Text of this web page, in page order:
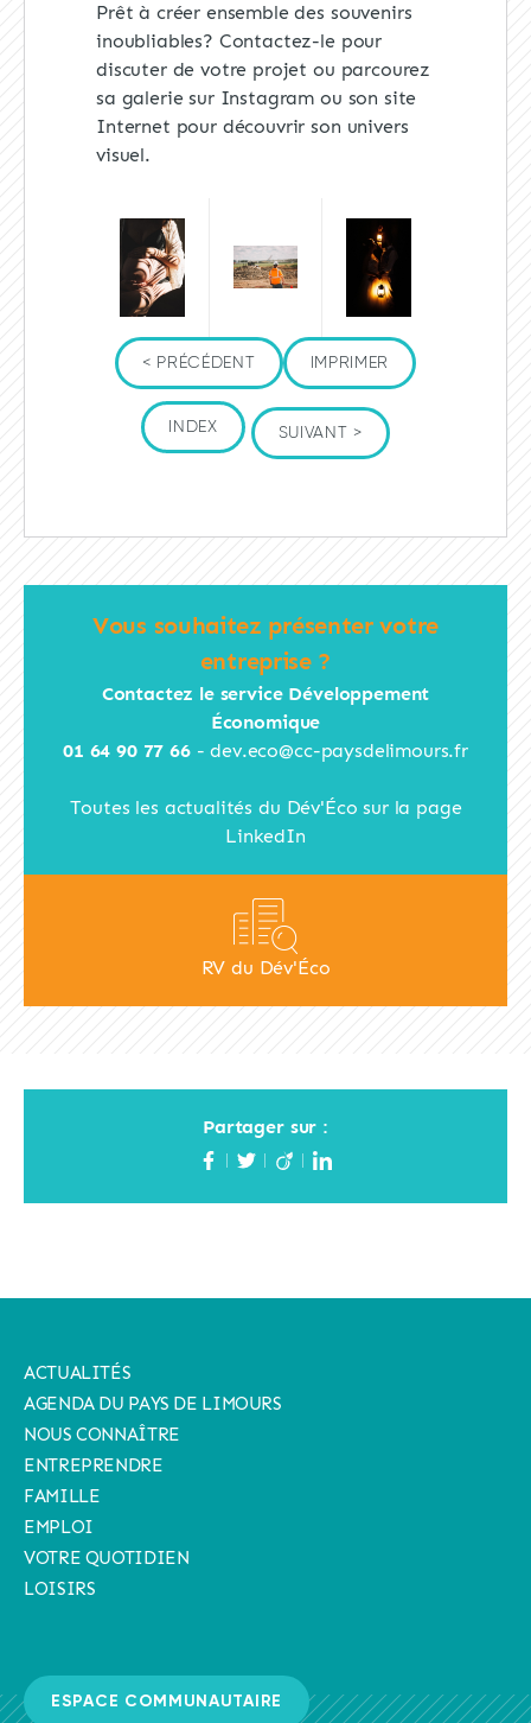
Prêt à créer ensemble des souvenirs
inoubliables? Contactez-le pour
discuter de votre projet ou parcourez
sa galerie sur Instagram ou son site
Internet pour découvrir son univers
visuel.
< PRÉCÉDENT IMPRIMER
INDEX SUIVANT >
Vous souhaitez présenter votre
entreprise ?
Contactez le service Développement
Économique
01 64 90 77 66-dev.eco@cc-paysdelimours.fr
Toutes les actualités du Dév'Éco sur la page
LinkedIn
RV du Dév'Éco
Partager sur :
ACTUALITÉS
AGENDA DU PAYS DE LIMOURS
NOUS CONNAÎTRE
ENTREPRENDRE
FAMILLE
EMPLOI
VOTRE QUOTIDIEN
LOISIRS
ESPACE COMMUNAUTAIRE